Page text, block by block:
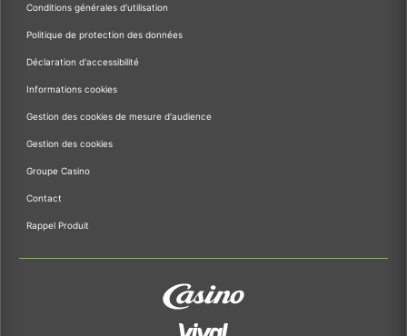
Conditions générales d'utilisation
Politique de protection des données
Déclaration d'accessibilité
Informations cookies
Gestion des cookies de mesure d'audience
Gestion des cookies
Groupe Casino
Contact
Rappel Produit